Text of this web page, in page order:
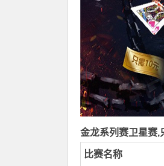
金龙系列赛卫星赛,
比赛名称